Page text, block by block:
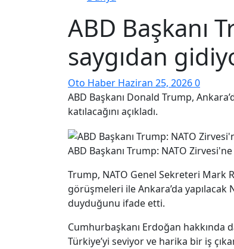
ABD Başkanı
saygıdan
Oto Haber Haziran 25, 20260
ABD Başkanı Donald Trump,
katılacağını açıkladı.
ABD Başkanı Trump: NATO
Trump, NATO Genel Sekreteri Mark
görüşmeleri ile Ankara’da
duyduğunu ifade etti.
Cumhurbaşkanı Erdoğan
Türkiye’yi seviyor ve harika bir iş